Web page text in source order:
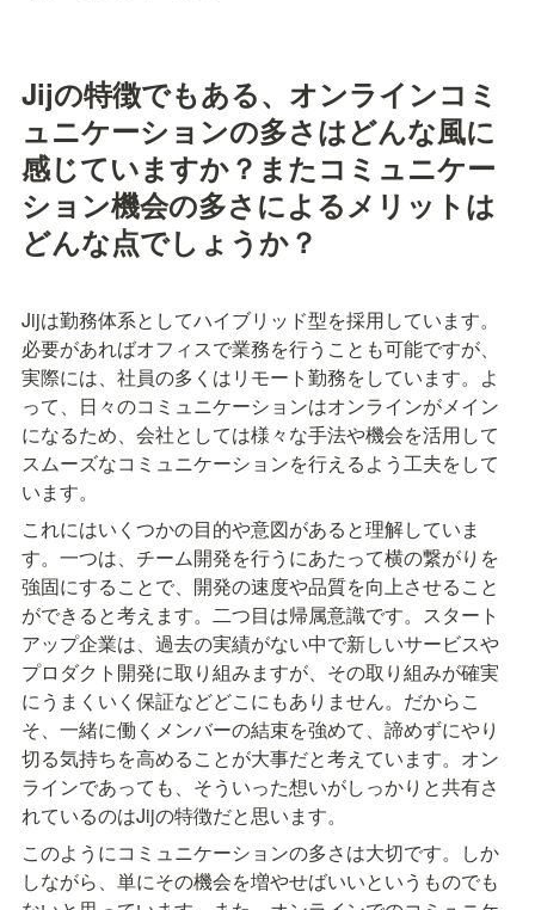
Jijの特徴でもある、オンラインコミ
ュニケーションの多さはどんな風に
感じていますか？またコミュニケー
ション機会の多さによるメリットは
どんな点でしょうか？
Jijは勤務体系としてハイブリッド型を採用しています。
必要があればオフィスで業務を行うことも可能ですが、
実際には、社員の多くはリモート勤務をしています。よ
って、日々のコミュニケーションはオンラインがメイン
になるため、会社としては様々な手法や機会を活用して
スムーズなコミュニケーションを行えるよう工夫をして
います。
これにはいくつかの目的や意図があると理解していま
す。一つは、チーム開発を行うにあたって横の繋がりを
強固にすることで、開発の速度や品質を向上させること
ができると考えます。二つ目は帰属意識です。スタート
アップ企業は、過去の実績がない中で新しいサービスや
プロダクト開発に取り組みますが、その取り組みが確実
にうまくいく保証などどこにもありません。だからこ
そ、一緒に働くメンバーの結束を強めて、諦めずにやり
切る気持ちを高めることが大事だと考えています。オン
ラインであっても、そういった想いがしっかりと共有さ
れているのはJijの特徴だと思います。
このようにコミュニケーションの多さは大切です。しか
しながら、単にその機会を増やせばいいというものでも